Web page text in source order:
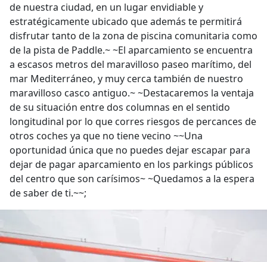
de nuestra ciudad, en un lugar envidiable y
estratégicamente ubicado que además te permitirá
disfrutar tanto de la zona de piscina comunitaria como
de la pista de Paddle.~ ~El aparcamiento se encuentra
a escasos metros del maravilloso paseo marítimo, del
mar Mediterráneo, y muy cerca también de nuestro
maravilloso casco antiguo.~ ~Destacaremos la ventaja
de su situación entre dos columnas en el sentido
longitudinal por lo que corres riesgos de percances de
otros coches ya que no tiene vecino ~~Una
oportunidad única que no puedes dejar escapar para
dejar de pagar aparcamiento en los parkings públicos
del centro que son carísimos~ ~Quedamos a la espera
de saber de ti.~~;